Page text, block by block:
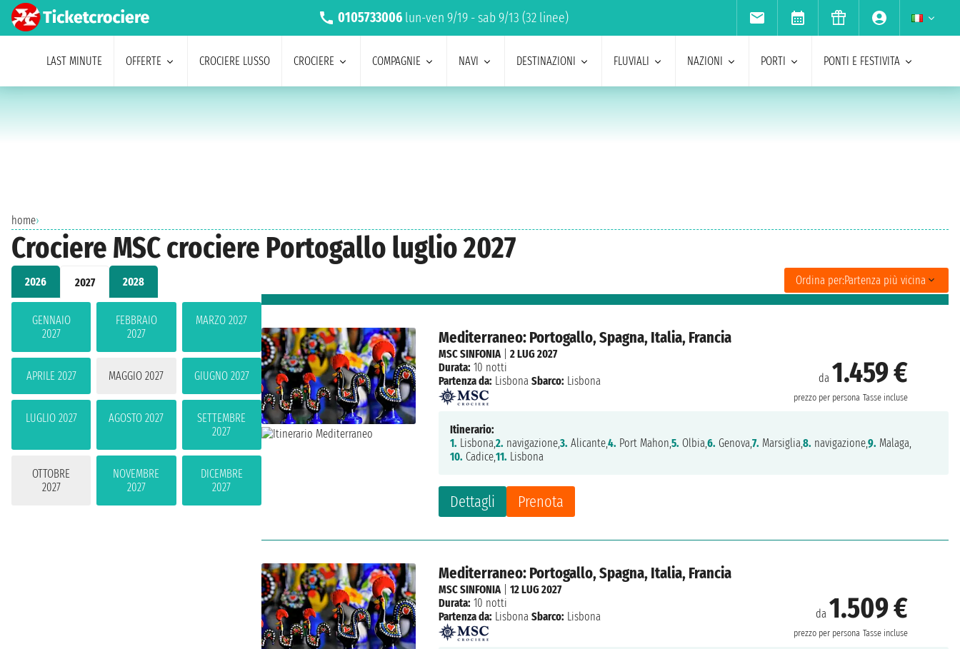
0105733006 lun-ven 9/19 - sab 9/13 (32 linee)
LAST MINUTE OFFERTE CROCIERE LUSSO CROCIERE COMPAGNIE NAVI DESTINAZIONI FLUVIALI NAZIONI PORTI PONTI E FESTIVITA
home›
Crociere MSC crociere Portogallo luglio 2027
2026 2027 2028
GENNAIO
2027
FEBBRAIO
2027
MARZO 2027
APRILE 2027 MAGGIO 2027 GIUGNO 2027
LUGLIO 2027 AGOSTO 2027
SETTEMBRE
2027
OTTOBRE
2027
NOVEMBRE
2027
DICEMBRE
2027
Ordina per:Partenza più vicina
Mediterraneo: Portogallo, Spagna, Italia, Francia
da 1.459 €
prezzo per persona Tasse incluse
Dettagli Prenota
MSC SINFONIA|2 LUG 2027
Durata: 10 notti
Partenza da: Lisbona Sbarco: Lisbona
Itinerario:
1. Lisbona,2. navigazione,3. Alicante,4. Port Mahon,5. Olbia,6. Genova,7. Marsiglia,8. navigazione,9. Malaga,
10. Cadice,11. Lisbona
Mediterraneo: Portogallo, Spagna, Italia, Francia
da 1.509 €
prezzo per persona Tasse incluse
MSC SINFONIA|12 LUG 2027
Durata: 10 notti
Partenza da: Lisbona Sbarco: Lisbona